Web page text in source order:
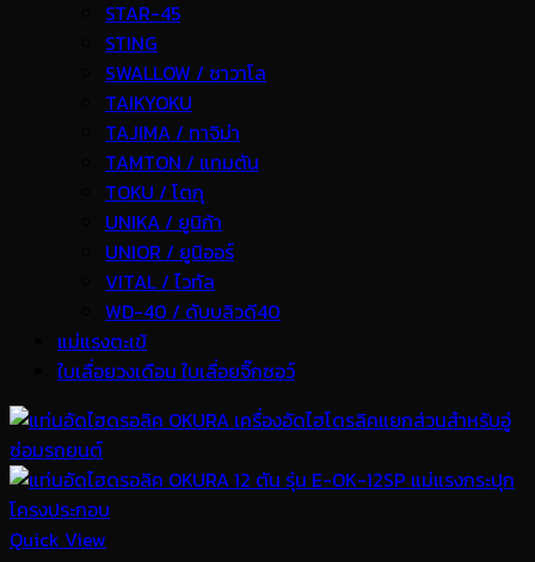
STAR-45
STING
SWALLOW / ซาวาโล
TAIKYOKU
TAJIMA / ทาจิม่า
TAMTON / แทมตัน
TOKU / โตกุ
UNIKA / ยูนิก้า
UNIOR / ยูนิออร์
VITAL / ไวทัล
WD-40 / ดับบลิวดี40
แม่แรงตะเข้
ใบเลื่อยวงเดือน ใบเลื่อยจิ๊กซอว์
Quick View